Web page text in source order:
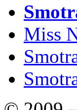
Miss